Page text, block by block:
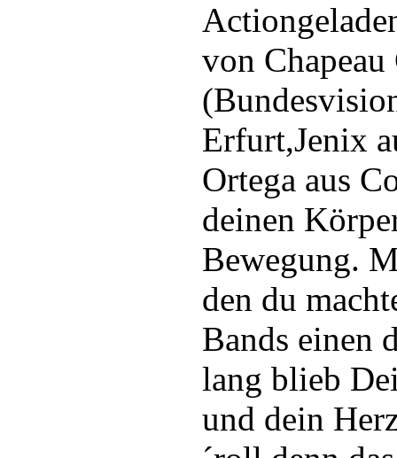
von Chapeau
Erfurt,Jenix
Ortega aus
deinen
Bewegung.
den du
Bands einen
lang blieb
und dein